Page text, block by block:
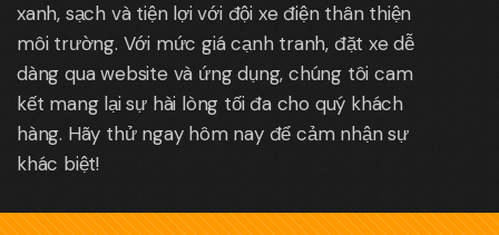
xanh, sạch và tiện lợi với đội xe điện thân thiện
môi trường. Với mức giá cạnh tranh, đặt xe dễ
dàng qua website và ứng dụng, chúng tôi cam
kết mang lại sự hài lòng tối đa cho quý khách
hàng. Hãy thử ngay hôm nay để cảm nhận sự
khác biệt!